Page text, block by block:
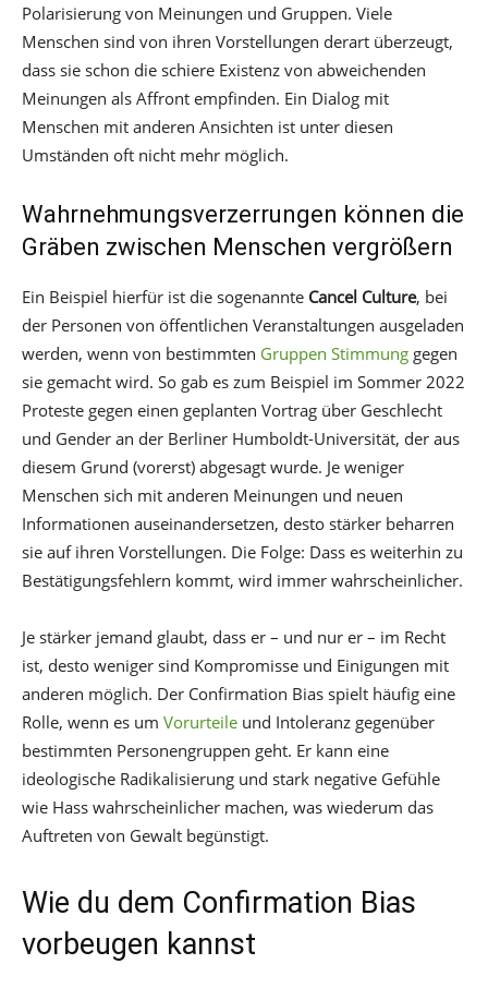
Polarisierung von Meinungen und Gruppen. Viele
Menschen sind von ihren Vorstellungen derart überzeugt,
dass sie schon die schiere Existenz von abweichenden
Meinungen als Affront empfinden. Ein Dialog mit
Menschen mit anderen Ansichten ist unter diesen
Umständen oft nicht mehr möglich.
Wahrnehmungsverzerrungen können die
Gräben zwischen Menschen vergrößern
Ein Beispiel hierfür ist die sogenannte Cancel Culture, bei
der Personen von öffentlichen Veranstaltungen ausgeladen
werden, wenn von bestimmten Gruppen Stimmung gegen
sie gemacht wird. So gab es zum Beispiel im Sommer 2022
Proteste gegen einen geplanten Vortrag über Geschlecht
und Gender an der Berliner Humboldt-Universität, der aus
diesem Grund (vorerst) abgesagt wurde. Je weniger
Menschen sich mit anderen Meinungen und neuen
Informationen auseinandersetzen, desto stärker beharren
sie auf ihren Vorstellungen. Die Folge: Dass es weiterhin zu
Bestätigungsfehlern kommt, wird immer wahrscheinlicher.
Je stärker jemand glaubt, dass er – und nur er – im Recht
ist, desto weniger sind Kompromisse und Einigungen mit
anderen möglich. Der Confirmation Bias spielt häufig eine
Rolle, wenn es um Vorurteile und Intoleranz gegenüber
bestimmten Personengruppen geht. Er kann eine
ideologische Radikalisierung und stark negative Gefühle
wie Hass wahrscheinlicher machen, was wiederum das
Auftreten von Gewalt begünstigt.
Wie du dem Confirmation Bias
vorbeugen kannst